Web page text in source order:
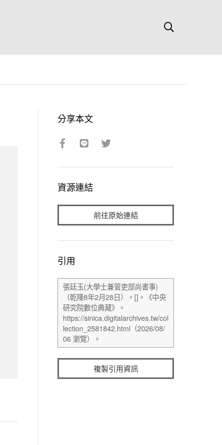
分享本文
資源連結
前往原始連結
引用
複製引用資訊